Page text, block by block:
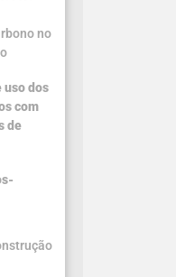
no
uso dos
com
de